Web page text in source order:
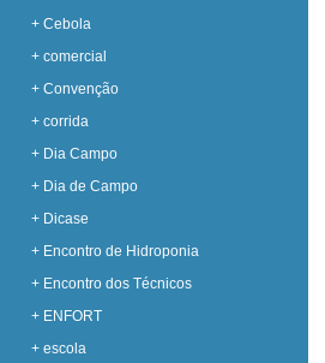
+ Cebola
+ comercial
+ Convenção
+ corrida
+ Dia Campo
+ Dia de Campo
+ Dicase
+ Encontro de Hidroponia
+ Encontro dos Técnicos
+ ENFORT
+ escola